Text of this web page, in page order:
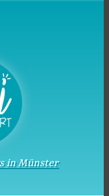
in Münster